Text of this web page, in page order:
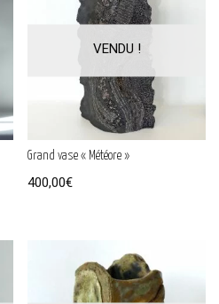
Grand vase « Météore »
400,00€